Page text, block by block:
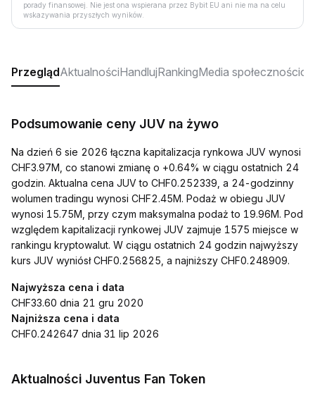
porady finansowej. Nie jest ona wspierana przez Bybit EU ani nie ma na celu
wskazywania przyszłych wyników.
PrzeglądAktualnościHandlujRankingMedia
Podsumowanie ceny JUV na żywo
Na dzień 6 sie 2026 łączna kapitalizacja rynkowa JUV wynosi
CHF3.97M, co stanowi zmianę o +0.64% w ciągu ostatnich 24
godzin. Aktualna cena JUV to CHF0.252339, a 24-godzinny
wolumen tradingu wynosi CHF2.45M. Podaż w obiegu JUV
wynosi 15.75M, przy czym maksymalna podaż to 19.96M. Pod
względem kapitalizacji rynkowej JUV zajmuje 1575 miejsce w
rankingu kryptowalut. W ciągu ostatnich 24 godzin najwyższy
kurs JUV wyniósł CHF0.256825, a najniższy CHF0.248909.
Najwyższa cena i data
CHF33.60 dnia 21 gru 2020
Najniższa cena i data
CHF0.242647 dnia 31 lip 2026
Aktualności Juventus Fan Token